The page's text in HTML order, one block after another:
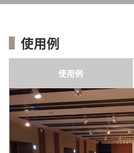
使用例
使用例